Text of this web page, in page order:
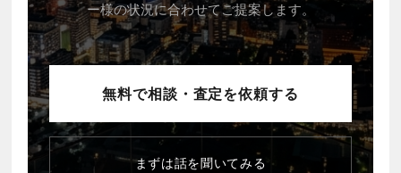
ー様の状況に合わせてご提案します。
無料で相談・査定を依頼する
まずは話を聞いてみる